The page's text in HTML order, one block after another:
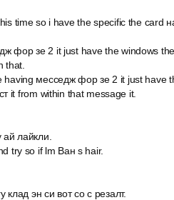
time so i have the specific the card
фор зе 2 it just have the windows
that.
месседж фор зе 2 it just have
it from within that message it.
лайкли.
try so if lm Ван s hair.
эн си вот со с резалт.